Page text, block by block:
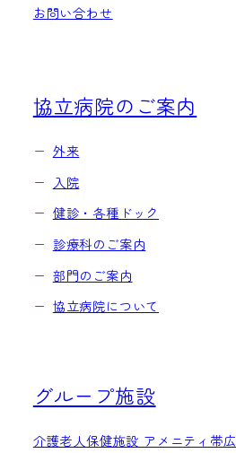
お問い合わせ
協立病院のご案内
外来
入院
健診・各種ドック
診療科のご案内
部門のご案内
協立病院について
グループ施設
介護老人保健施設 アメニティ帯広